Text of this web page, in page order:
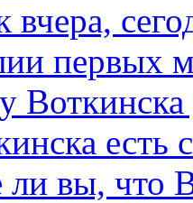
вчера,
первых
есть
ли вы, что